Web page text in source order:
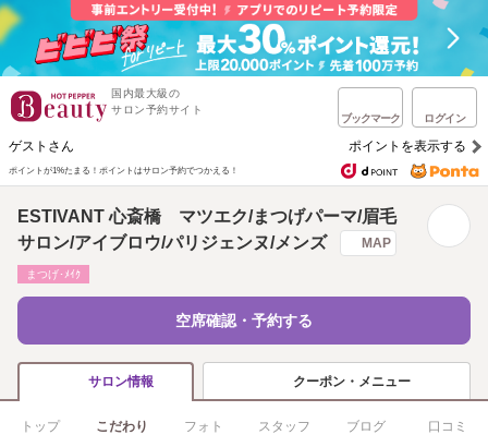
国内最大級の
サロン予約サイト
ブックマーク ログイン
ゲストさん ポイントを表示する
ポイントが1%たまる！ ポイントはサロン予約でつかえる！
ESTIVANT 心斎橋 マツエク/まつげパーマ/眉毛
サロン/アイブロウ/パリジェンヌ/メンズ
MAP
まつげ･ﾒｲｸ
空席確認・予約する
サロン情報 クーポン・メニュー
トップ こだわり フォト スタッフ ブログ 口コミ